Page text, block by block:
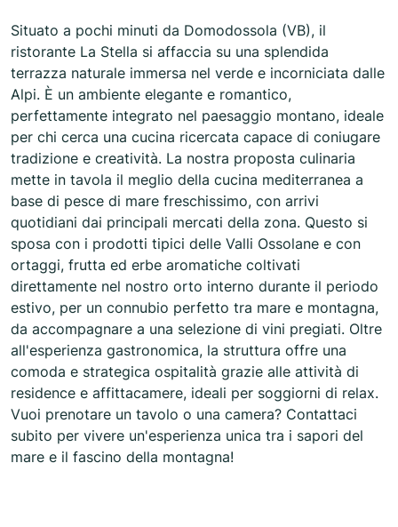
Situato a pochi minuti da Domodossola (VB), il
ristorante La Stella si affaccia su una splendida
terrazza naturale immersa nel verde e incorniciata dalle
Alpi. È un ambiente elegante e romantico,
perfettamente integrato nel paesaggio montano, ideale
per chi cerca una cucina ricercata capace di coniugare
tradizione e creatività. La nostra proposta culinaria
mette in tavola il meglio della cucina mediterranea a
base di pesce di mare freschissimo, con arrivi
quotidiani dai principali mercati della zona. Questo si
sposa con i prodotti tipici delle Valli Ossolane e con
ortaggi, frutta ed erbe aromatiche coltivati
direttamente nel nostro orto interno durante il periodo
estivo, per un connubio perfetto tra mare e montagna,
da accompagnare a una selezione di vini pregiati. Oltre
all'esperienza gastronomica, la struttura offre una
comoda e strategica ospitalità grazie alle attività di
residence e affittacamere, ideali per soggiorni di relax.
Vuoi prenotare un tavolo o una camera? Contattaci
subito per vivere un'esperienza unica tra i sapori del
mare e il fascino della montagna!